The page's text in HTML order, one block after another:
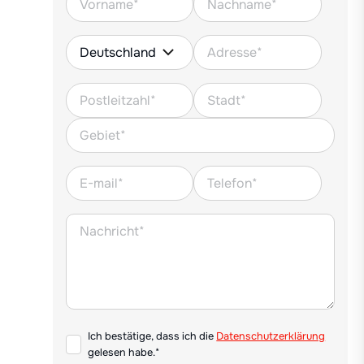
Ich bestätige, dass ich die Datenschutzerklärung
gelesen habe.*